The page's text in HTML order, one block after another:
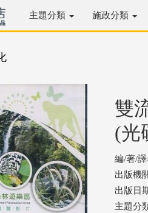
主題分類 施政分類
雙
(光
編/著/譯
出版機
出版日
主題分